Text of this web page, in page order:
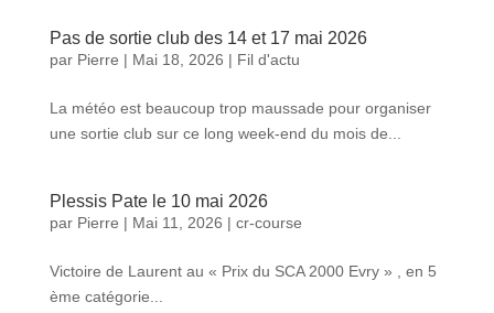
Pas de sortie club des 14 et 17 mai 2026
par Pierre | Mai 18, 2026 | Fil d'actu
La météo est beaucoup trop maussade pour organiser
une sortie club sur ce long week-end du mois de...
Plessis Pate le 10 mai 2026
par Pierre | Mai 11, 2026 | cr-course
Victoire de Laurent au « Prix du SCA 2000 Evry » , en 5
ème catégorie...